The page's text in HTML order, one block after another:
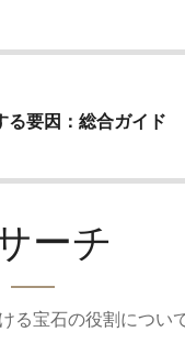
る要因：総合ガイド
ーチ
る宝石の役割につい